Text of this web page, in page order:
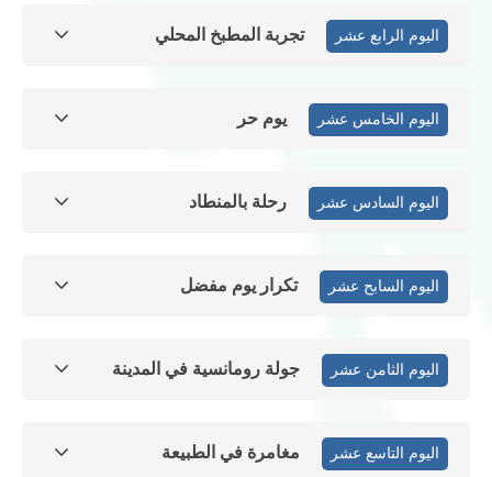
اليوم الرابع عشر تجربة المطبخ المحلي
اليوم الخامس عشر يوم حر
اليوم السادس عشر رحلة بالمنطاد
اليوم السابح عشر تكرار يوم مفضل
اليوم الثامن عشر جولة رومانسية في المدينة
اليوم التاسع عشر مغامرة في الطبيعة